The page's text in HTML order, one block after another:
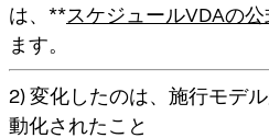
は、**スケジュールVDAの
ます。
2) 変化したのは、施行モデ
動化されたこと